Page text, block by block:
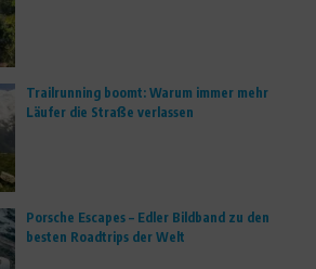
Trailrunning boomt: Warum immer mehr
Läufer die Straße verlassen
Porsche Escapes – Edler Bildband zu den
besten Roadtrips der Welt